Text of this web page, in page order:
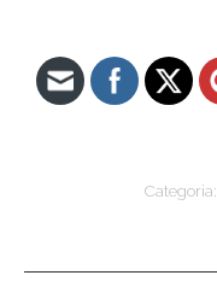
Categoria: